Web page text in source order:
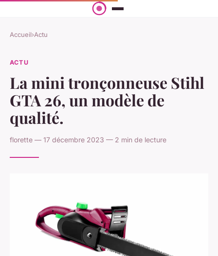
Accueil›Actu
ACTU
La mini tronçonneuse Stihl
GTA 26, un modèle de
qualité.
florette — 17 décembre 2023 — 2 min de lecture